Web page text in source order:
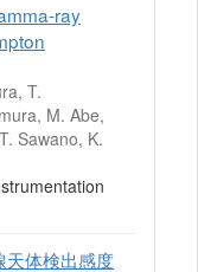
ray
T.
M. Abe,
Sawano, K.
体検出感度